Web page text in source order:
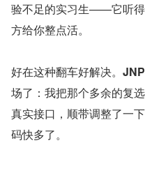
验不足的实习生——它听
方给你整点活。
好在这种翻车好解决。
场了：我把那个多余的复
真实接口，顺带调整了一
码快多了。